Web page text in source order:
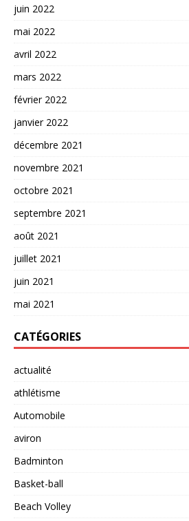
juin 2022
mai 2022
avril 2022
mars 2022
février 2022
janvier 2022
décembre 2021
novembre 2021
octobre 2021
septembre 2021
août 2021
juillet 2021
juin 2021
mai 2021
CATÉGORIES
actualité
athlétisme
Automobile
aviron
Badminton
Basket-ball
Beach Volley